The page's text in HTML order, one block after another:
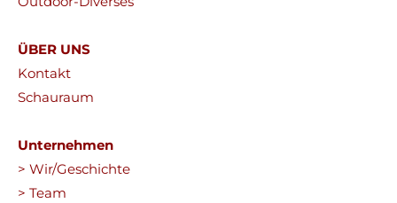
ÜBER UNS
Kontakt
Schauraum
Unternehmen
> Wir/Geschichte
> Team